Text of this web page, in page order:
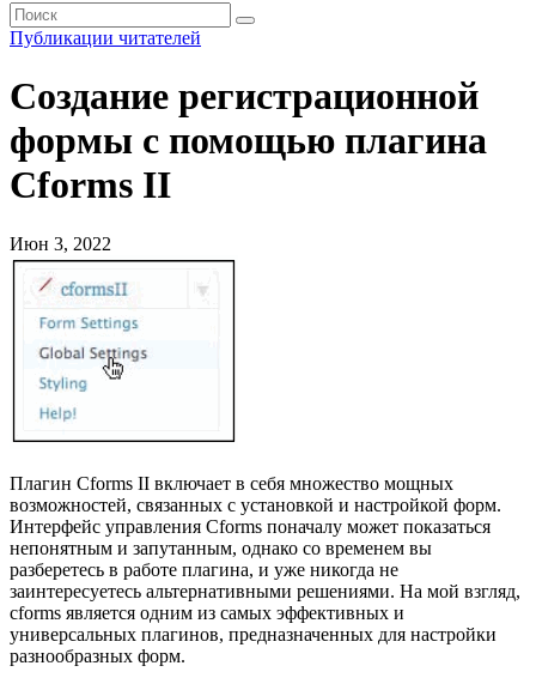
Публикации читателей
Создание регистрационной
формы с помощью плагина
Cforms II
Июн 3, 2022
Плагин Cforms II включает в себя множество мощных
возможностей, связанных с установкой и настройкой форм.
Интерфейс управления Cforms поначалу может показаться
непонятным и запутанным, однако со временем вы
разберетесь в работе плагина, и уже никогда не
заинтересуетесь альтернативными решениями. На мой взгляд,
cforms является одним из самых эффективных и
универсальных плагинов, предназначенных для настройки
разнообразных форм.